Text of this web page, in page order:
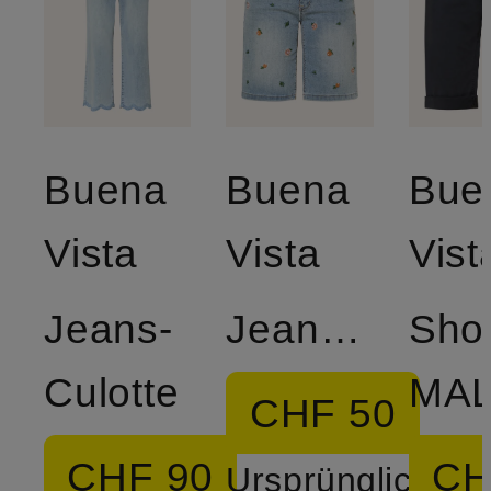
Buena
Vista
Jeans-
Culotte
CHF 90
Buena
Vista
Jeansshorts
CHF 50
Ursprünglich: